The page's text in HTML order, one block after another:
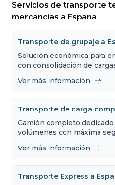
Servicios de transporte
mercancías a España
Transporte de grupaje a
Solución económica para
con consolidación de
Ver más información
Transporte de carga
Camión completo dedicado
volúmenes con máxima
Ver más información
Transporte Express a